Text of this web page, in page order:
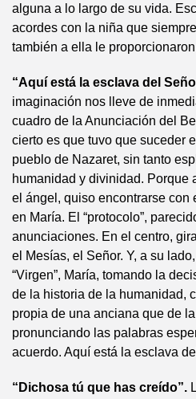
alguna a lo largo de su vida.
acordes con la niña que
también a ella le
“Aquí está la esclava del
imaginación nos lleve de
cuadro de la Anunciación del
cierto es que tuvo que suceder
pueblo de Nazaret, sin tanto
humanidad y divinidad. Porque
el ángel, quiso encontrarse con
en María. El “protocolo”,
anunciaciones. En el centro,
el Mesías, el Señor. Y, a su
“Virgen”, María, tomando la
de la historia de la humanidad,
propia de una anciana que de
pronunciando las palabras
acuerdo. Aquí está la esclava
“Dichosa tú que has creído”.